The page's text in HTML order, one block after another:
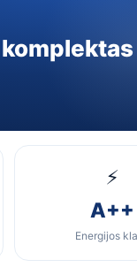
⚡
A++
Energijos